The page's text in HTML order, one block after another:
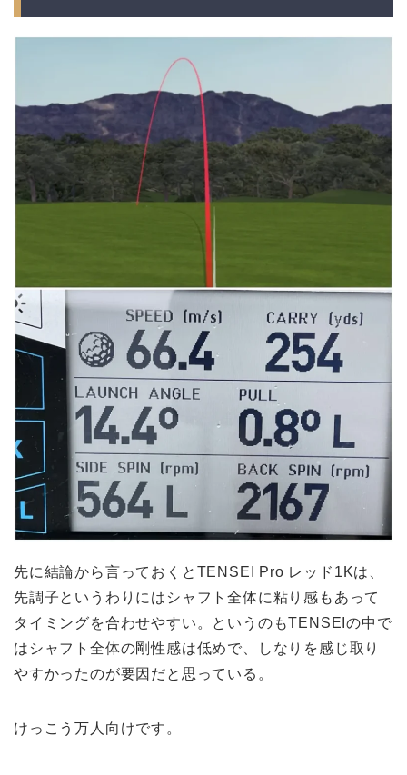
先に結論から言っておくとTENSEI Pro レッド1Kは、
先調子というわりにはシャフト全体に粘り感もあって
タイミングを合わせやすい。というのもTENSEIの中で
はシャフト全体の剛性感は低めで、しなりを感じ取り
やすかったのが要因だと思っている。
けっこう万人向けです。